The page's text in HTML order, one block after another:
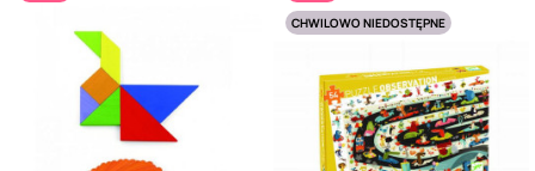
CHWILOWO NIEDOSTĘPNE